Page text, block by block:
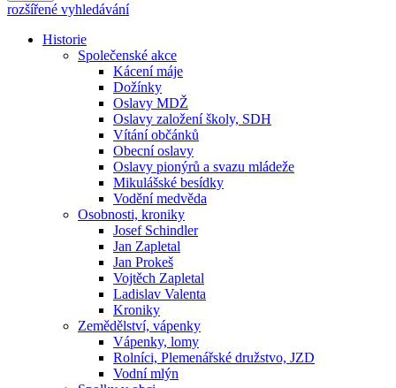
rozšířené vyhledávání
Historie
Společenské akce
Kácení máje
Dožínky
Oslavy MDŽ
Oslavy založení školy, SDH
Vítání občánků
Obecní oslavy
Oslavy pionýrů a svazu mládeže
Mikulášské besídky
Vodění medvěda
Osobnosti, kroniky
Josef Schindler
Jan Zapletal
Jan Prokeš
Vojtěch Zapletal
Ladislav Valenta
Kroniky
Zemědělství, vápenky
Vápenky, lomy
Rolníci, Plemenářské družstvo, JZD
Vodní mlýn